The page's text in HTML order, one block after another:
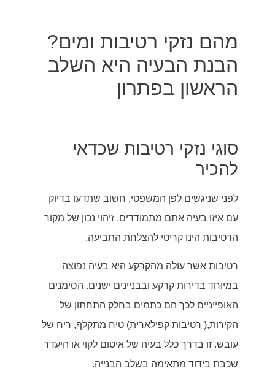
מהם נזקי רטיבות ומים?
הבנת הבעיה היא השלב
הראשון בפתרון
סוגי נזקי רטיבות שכדאי
להכיר
לפני שניגשים לפן המשפטי, חשוב שתדעו בדיוק
עם איזו בעיה אתם מתמודדים. זיהוי נכון של מקור
הרטיבות הינו קריטי להצלחת התביעה.
רטיבות אשר עולה מהקרקע היא בעיה נפוצה
במיוחד בדירות קרקע ובבניינים ישנים. הסימנים
האופייניים לכך הם כתמים בחלק התחתון של
הקירות,( רטיבות קפילארית) טיח מתקלף, ריח של
עובש. זו בדרך כלל בעיה של איטום לקוי או היעדר
שכבת בידוד מתאימה בשלב הבנייה.